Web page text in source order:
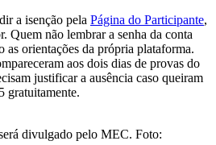
a isenção pela Página do Participante,
Quem não lembrar a senha da conta
as orientações da própria plataforma.
aos dois dias de provas do
justificar a ausência caso queiram
gratuitamente.
divulgado pelo MEC. Foto: